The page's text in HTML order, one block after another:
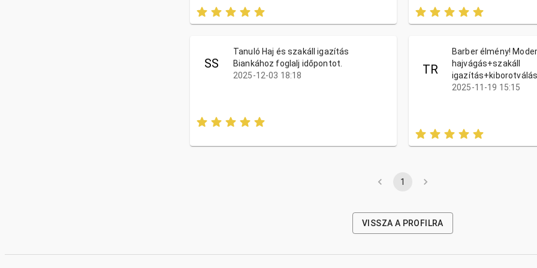
SS
Tanuló Haj és szakáll igazítás
Biankához foglalj időpontot.
2025-12-03 18:18
TR
Barber élmény!
hajvágás+szakáll
2025-11-19 15:15
1
VISSZA A PROFILRA